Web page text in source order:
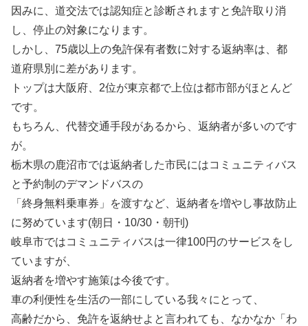
因みに、道交法では認知症と診断されますと免許取り消
し、停止の対象になります。
しかし、75歳以上の免許保有者数に対する返納率は、都
道府県別に差があります。
トップは大阪府、2位が東京都で上位は都市部がほとんど
です。
もちろん、代替交通手段があるから、返納者が多いのです
が。
栃木県の鹿沼市では返納者した市民にはコミュニティバス
と予約制のデマンドバスの
「終身無料乗車券」を渡すなど、返納者を増やし事故防止
に努めています(朝日・10/30・朝刊)
岐阜市ではコミュニティバスは一律100円のサービスをし
ていますが、
返納者を増やす施策は今後です。
車の利便性を生活の一部にしている我々にとって、
高齢だから、免許を返納せよと言われても、なかなか「わ